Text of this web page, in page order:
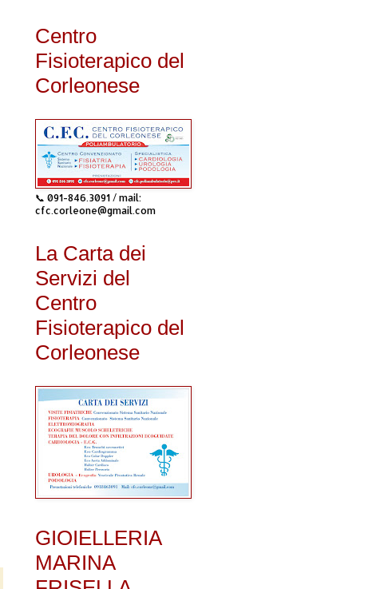
Centro
Fisioterapico del
Corleonese
📞 091-846.3091 / mail:
cfc.corleone@gmail.com
La Carta dei
Servizi del
Centro
Fisioterapico del
Corleonese
GIOIELLERIA
MARINA